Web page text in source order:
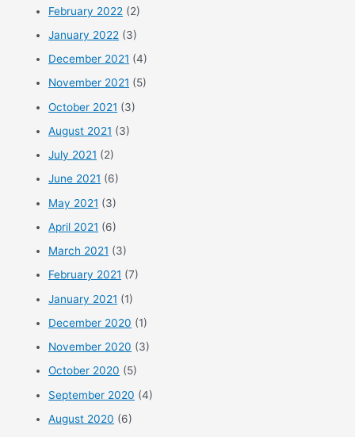
February 2022 (2)
January 2022 (3)
December 2021 (4)
November 2021 (5)
October 2021 (3)
August 2021 (3)
July 2021 (2)
June 2021 (6)
May 2021 (3)
April 2021 (6)
March 2021 (3)
February 2021 (7)
January 2021 (1)
December 2020 (1)
November 2020 (3)
October 2020 (5)
September 2020 (4)
August 2020 (6)